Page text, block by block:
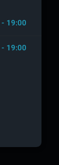
19:00
19:00